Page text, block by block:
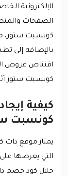
الإلكترونية
الصفحات
كونسبت ستور،
بالإضافة إلى
اقتناص عروض
كونسبت ستور
كيفية
كونسبت
يمتاز موقع ذات
التي يعرضها